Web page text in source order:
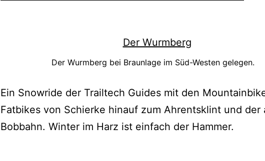
Der Wurmberg bei Braunlage im Süd-Westen gelegen.
Ein Snowride der Trailtech Guides mit den
Fatbikes von Schierke hinauf zum Ahrentsklint und der
Bobbahn. Winter im Harz ist einfach der Hammer.